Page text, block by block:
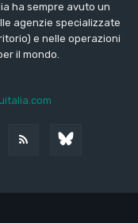
ha sempre avuto un
agenzie specializzate
e nelle operazioni
il mondo.